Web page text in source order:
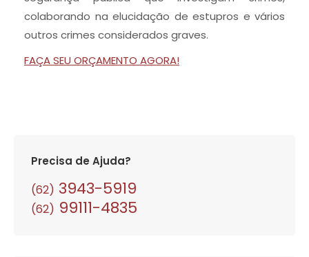
colaborando na elucidação de estupros e vários
outros crimes considerados graves.
FAÇA SEU ORÇAMENTO AGORA!
Precisa de Ajuda?
(62) 3943-5919
(62) 99111-4835